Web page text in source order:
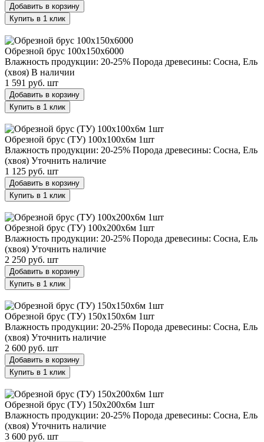
Добавить в корзину
Купить в 1 клик
Обрезной брус 100х150х6000
Влажность продукции: 20-25% Порода древесины: Сосна, Ель
(хвоя) В наличии
1 591 руб. шт
Добавить в корзину
Купить в 1 клик
Обрезной брус (ТУ) 100х100х6м 1шт
Влажность продукции: 20-25% Порода древесины: Сосна, Ель
(хвоя) Уточнить наличие
1 125 руб. шт
Добавить в корзину
Купить в 1 клик
Обрезной брус (ТУ) 100х200х6м 1шт
Влажность продукции: 20-25% Порода древесины: Сосна, Ель
(хвоя) Уточнить наличие
2 250 руб. шт
Добавить в корзину
Купить в 1 клик
Обрезной брус (ТУ) 150х150х6м 1шт
Влажность продукции: 20-25% Порода древесины: Сосна, Ель
(хвоя) Уточнить наличие
2 600 руб. шт
Добавить в корзину
Купить в 1 клик
Обрезной брус (ТУ) 150х200х6м 1шт
Влажность продукции: 20-25% Порода древесины: Сосна, Ель
(хвоя) Уточнить наличие
3 600 руб. шт